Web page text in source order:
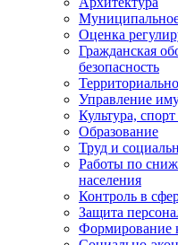
Муниципальное
Оценка
Гражданская
безопасность
Управление
Культура,
Образование
Труд и
Работы по
населения
Контроль в
Защита
Формирование